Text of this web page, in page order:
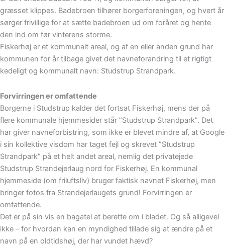
græsset klippes. Badebroen tilhører borgerforeningen, og hvert år
sørger frivillige for at sætte badebroen ud om foråret og hente
den ind om før vinterens storme.
Fiskerhøj er et kommunalt areal, og af en eller anden grund har
kommunen for år tilbage givet det navneforandring til et rigtigt
kedeligt og kommunalt navn: Studstrup Strandpark.
Forvirringen er omfattende
Borgerne i Studstrup kalder det fortsat Fiskerhøj, mens der på
flere kommunale hjemmesider står ”Studstrup Strandpark”. Det
har giver navneforbistring, som ikke er blevet mindre af, at Google
i sin kollektive visdom har taget fejl og skrevet ”Studstrup
Strandpark” på et helt andet areal, nemlig det privatejede
Studstrup Strandejerlaug nord for Fiskerhøj. En kommunal
hjemmeside (om friluftsliv) bruger faktisk navnet Fiskerhøj, men
bringer fotos fra Strandejerlaugets grund! Forvirringen er
omfattende.
Det er på sin vis en bagatel at berette om i bladet. Og så alligevel
ikke – for hvordan kan en myndighed tillade sig at ændre på et
navn på en oldtidshøj, der har vundet hævd?